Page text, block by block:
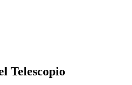
Telescopio